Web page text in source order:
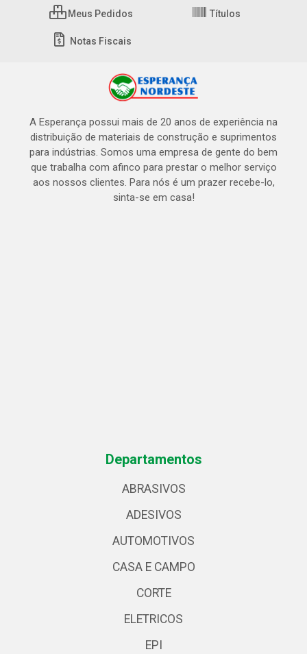
Meus Pedidos Títulos
Notas Fiscais
A Esperança possui mais de 20 anos de experiência na
distribuição de materiais de construção e suprimentos
para indústrias. Somos uma empresa de gente do bem
que trabalha com afinco para prestar o melhor serviço
aos nossos clientes. Para nós é um prazer recebe-lo,
sinta-se em casa!
Departamentos
ABRASIVOS
ADESIVOS
AUTOMOTIVOS
CASA E CAMPO
CORTE
ELETRICOS
EPI